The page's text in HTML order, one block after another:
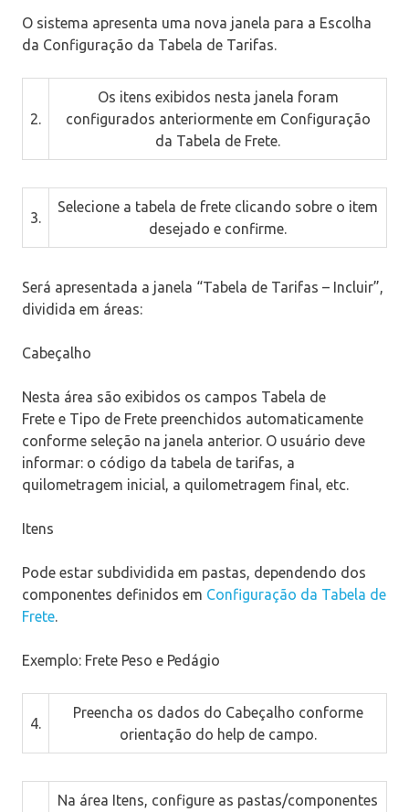
O sistema apresenta uma nova janela para a Escolha
da Configuração da Tabela de Tarifas.
2.
Os itens exibidos nesta janela foram
configurados anteriormente em Configuração
da Tabela de Frete.
3.
Selecione a tabela de frete clicando sobre o item
desejado e confirme.
Será apresentada a janela “Tabela de Tarifas – Incluir”,
dividida em áreas:
Cabeçalho
Nesta área são exibidos os campos Tabela de
Frete e Tipo de Frete preenchidos automaticamente
conforme seleção na janela anterior. O usuário deve
informar: o código da tabela de tarifas, a
quilometragem inicial, a quilometragem final, etc.
Itens
Pode estar subdividida em pastas, dependendo dos
componentes definidos em Configuração da Tabela de
Frete.
Exemplo: Frete Peso e Pedágio
4.
Preencha os dados do Cabeçalho conforme
orientação do help de campo.
Na área Itens, configure as pastas/componentes